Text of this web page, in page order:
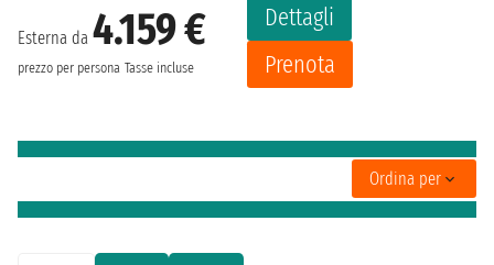
Esterna da 4.159 €
prezzo per persona Tasse incluse
Dettagli
Prenota
Ordina per